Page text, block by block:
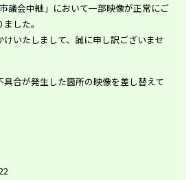
議会中継」において一部映像が正常にご
した。
いたしまして、誠に申し訳ございませ
合が発生した箇所の映像を差し替えて